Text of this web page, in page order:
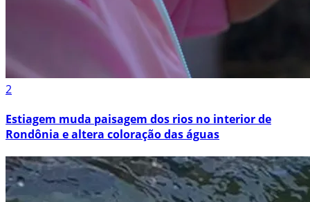
2
Estiagem muda paisagem dos rios no interior de
Rondônia e altera coloração das águas